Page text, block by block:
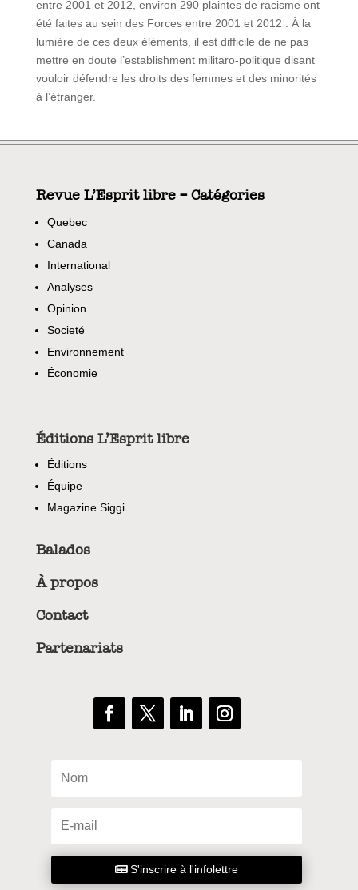
entre 2001 et 2012, environ 290 plaintes de racisme ont
été faites au sein des Forces entre 2001 et 2012 . À la
lumière de ces deux éléments, il est difficile de ne pas
mettre en doute l’establishment militaro-politique disant
vouloir défendre les droits des femmes et des minorités
à l’étranger.
Revue L’Esprit libre – Catégories
Quebec
Canada
International
Analyses
Opinion
Societé
Environnement
Économie
Éditions L’Esprit libre
Éditions
Équipe
Magazine Siggi
Balados
À propos
Contact
Partenariats
S'inscrire à l'infolettre